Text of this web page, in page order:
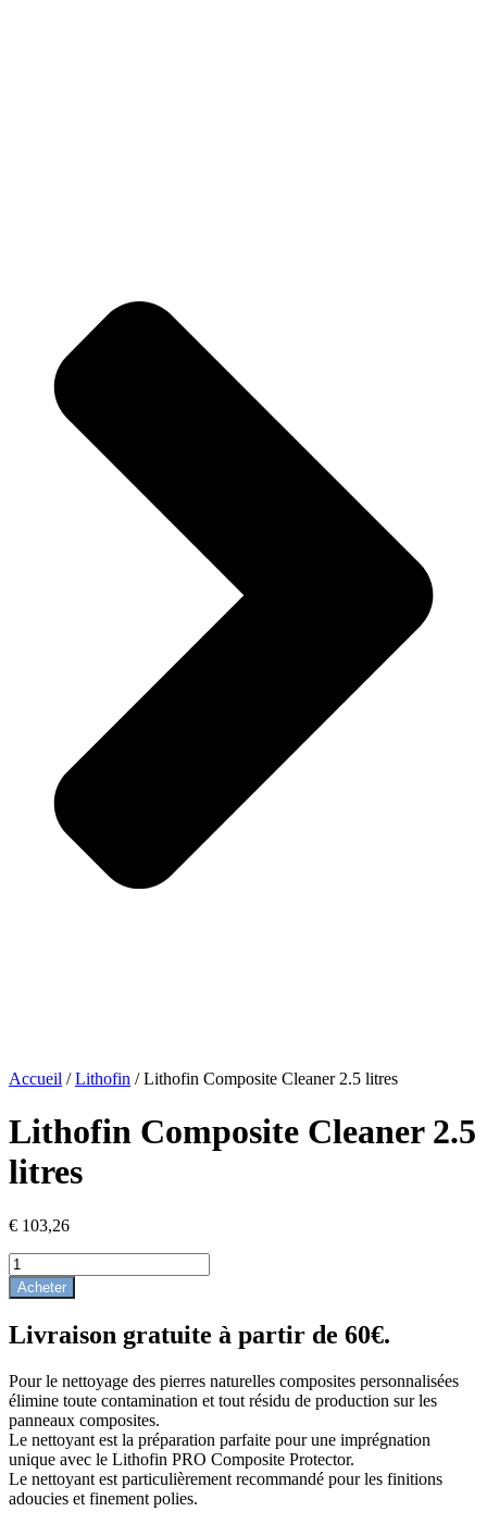
Accueil /Lithofin / Lithofin Composite Cleaner 2.5 litres
Lithofin Composite Cleaner 2.5
litres
€ 103,26
quantité
de
Lithofin
2,5
Acheter
Livraison gratuite à partir de 60€.
Pour le nettoyage des pierres naturelles composites personnalisées
élimine toute contamination et tout résidu de production sur les
panneaux composites.
Le nettoyant est la préparation parfaite pour une imprégnation
unique avec le Lithofin PRO Composite Protector.
Le nettoyant est particulièrement recommandé pour les finitions
adoucies et finement polies.